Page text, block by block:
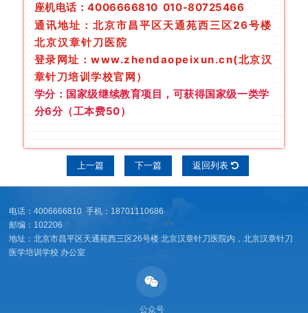
座机电话：4006666810 010-80725466
通讯地址： 北京市昌平区天通苑西三区26号楼
北京汉章针刀医院
登录网址：www.zhendaopeixun.cn(北京汉
章针刀培训学校官网）
学分：国家级继续教育项目，可获得国家级一类学
分6分（工本费50）
上一篇 下一篇 返回列表
电话：4006666810 手机：18701110686
邮编：102206
地址：北京市昌平区天通苑西三区26号楼 北京汉章针刀医院内，北京汉章针刀
医学培训学校 办公室
公众号